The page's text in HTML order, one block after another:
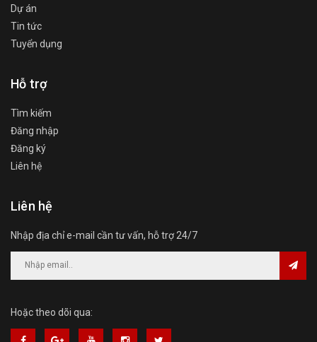
Dự án
Tin tức
Tuyển dụng
Hỗ trợ
Tìm kiếm
Đăng nhập
Đăng ký
Liên hệ
Liên hệ
Nhập địa chỉ e-mail cần tư vấn, hỗ trợ 24/7
Hoặc theo dõi qua: